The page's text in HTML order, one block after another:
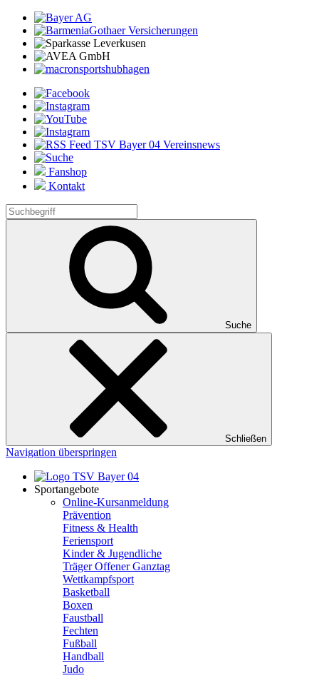
Fanshop
Kontakt
Suche
Schließen
Navigation überspringen
Sportangebote
Online-Kursanmeldung
Prävention
Fitness & Health
Feriensport
Kinder & Jugendliche
Träger Offener Ganztag
Wettkampfsport
Basketball
Boxen
Faustball
Fechten
Fußball
Handball
Judo